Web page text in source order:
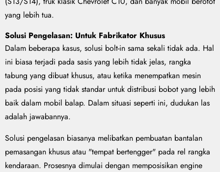
yang lebih tua.
Solusi Pengelasan: Untuk Fabrikator Khusus
Dalam beberapa kasus, solusi bolt-in sama sekali tidak ada. Hal
ini biasa terjadi pada sasis yang lebih tidak jelas, rangka
tabung yang dibuat khusus, atau ketika menempatkan mesin
pada posisi yang tidak standar untuk distribusi bobot yang lebih
baik dalam mobil balap. Dalam situasi seperti ini, dudukan las
adalah jawabannya.
Solusi pengelasan biasanya melibatkan pembuatan bantalan
pemasangan khusus atau "tempat bertengger" pada rel rangka
kendaraan. Prosesnya dimulai dengan memposisikan engine